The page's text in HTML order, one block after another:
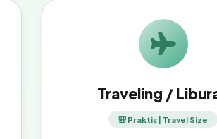
Traveling /
🎒 Praktis | Travel Size